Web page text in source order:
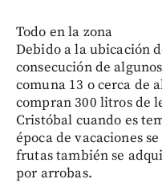
Todo en la zona
Debido a la ubicación
consecución de
comuna 13 o cerca de
compran 300 litros de
Cristóbal cuando es
época de vacaciones
frutas también se
por arrobas.